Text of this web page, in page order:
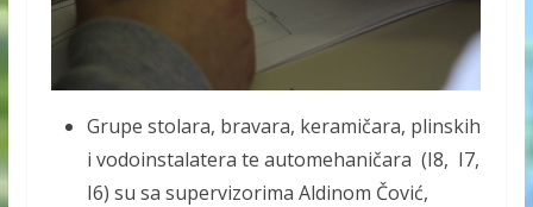
Grupe stolara, bravara, keramičara, plinskih
i vodoinstalatera te automehaničara (I8, I7,
I6) su sa supervizorima Aldinom Čović,